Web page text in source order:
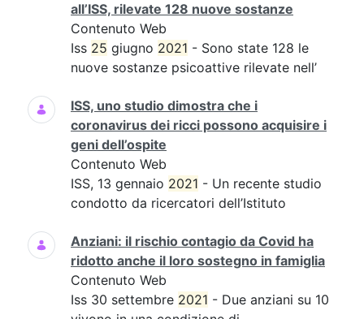
all’ISS, rilevate 128 nuove sostanze
Contenuto Web
Iss 25 giugno 2021 - Sono state 128 le
nuove sostanze psicoattive rilevate nell’
ISS, uno studio dimostra che i
coronavirus dei ricci possono acquisire i
geni dell’ospite
Contenuto Web
ISS, 13 gennaio 2021 - Un recente studio
condotto da ricercatori dell’Istituto
Anziani: il rischio contagio da Covid ha
ridotto anche il loro sostegno in famiglia
Contenuto Web
Iss 30 settembre 2021 - Due anziani su 10